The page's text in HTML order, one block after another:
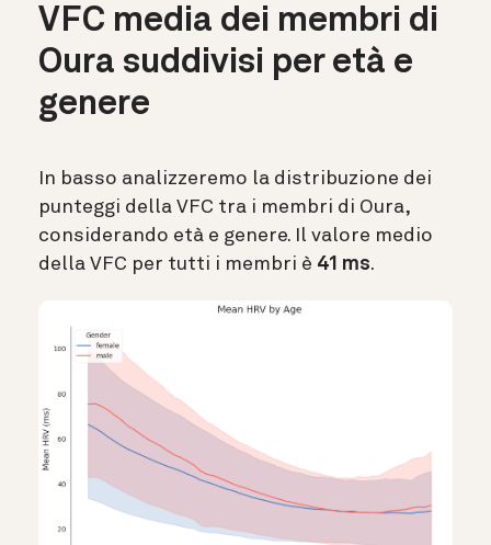
VFC media dei membri di
Oura suddivisi per età e
genere
In basso analizzeremo la distribuzione dei
punteggi della VFC tra i membri di Oura,
considerando età e genere. Il valore medio
della VFC per tutti i membri è 41 ms.